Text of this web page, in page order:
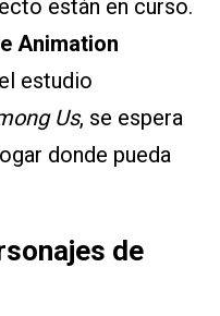
están en curso.
Animation
estudio
Us, se espera
donde pueda
de